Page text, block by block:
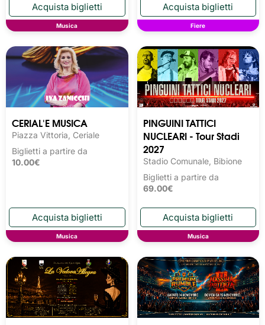
Musica Fiere
CERIAL'E MUSICA
Piazza Vittoria, Ceriale
Biglietti a partire da
10.00€
Musica
PINGUINI TATTICI
NUCLEARI - Tour Stadi
2027
Stadio Comunale, Bibione
Biglietti a partire da
69.00€
Musica